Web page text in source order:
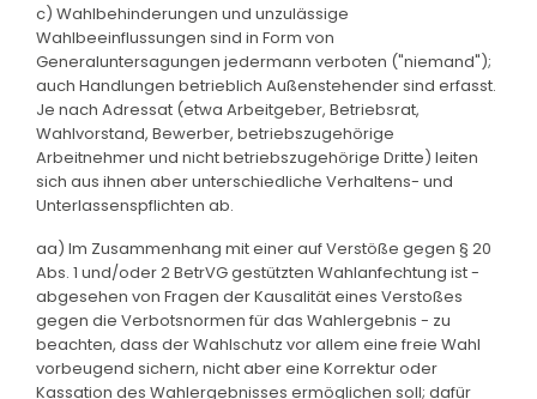
c) Wahlbehinderungen und unzulässige
Wahlbeeinflussungen sind in Form von
Generaluntersagungen jedermann verboten ("niemand");
auch Handlungen betrieblich Außenstehender sind erfasst.
Je nach Adressat (etwa Arbeitgeber, Betriebsrat,
Wahlvorstand, Bewerber, betriebszugehörige
Arbeitnehmer und nicht betriebszugehörige Dritte) leiten
sich aus ihnen aber unterschiedliche Verhaltens- und
Unterlassenspflichten ab.
aa) Im Zusammenhang mit einer auf Verstöße gegen § 20
Abs. 1 und/oder 2 BetrVG gestützten Wahlanfechtung ist -
abgesehen von Fragen der Kausalität eines Verstoßes
gegen die Verbotsnormen für das Wahlergebnis - zu
beachten, dass der Wahlschutz vor allem eine freie Wahl
vorbeugend sichern, nicht aber eine Korrektur oder
Kassation des Wahlergebnisses ermöglichen soll; dafür